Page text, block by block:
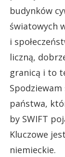
budynków
światowych
i
liczną,
granicą i to
Spodziewam
państwa,
by SWIFT
Kluczowe
niemieckie.